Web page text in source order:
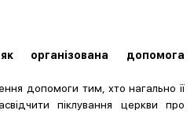
організована допомога
допомоги тим, хто нагально її
піклування церкви про